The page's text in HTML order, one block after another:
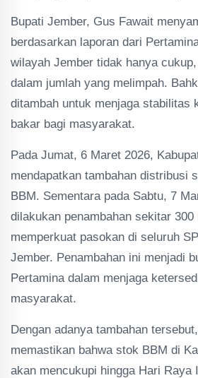
Bupati Jember, Gus Fawait
berdasarkan laporan dari
wilayah Jember tidak hanya
dalam jumlah yang melimpah.
ditambah untuk menjaga stabilitas
bakar bagi masyarakat.
Pada Jumat, 6 Maret 2026,
mendapatkan tambahan distribusi
BBM. Sementara pada Sabtu, 7
dilakukan penambahan sekitar
memperkuat pasokan di seluruh
Jember. Penambahan ini menjadi
Pertamina dalam menjaga
masyarakat.
Dengan adanya tambahan
memastikan bahwa stok BBM di
akan mencukupi hingga Hari Raya